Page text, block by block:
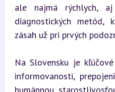
ale najmä rýchlych,
diagnostických metód,
zásah už pri prvých
Na Slovensku je
informovanosti,